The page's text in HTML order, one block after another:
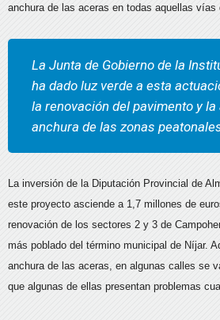
anchura de las aceras en todas aquellas vías
La Junta de Gobierno de la
ha dado luz verde a esta
la renovación del pavimento y
anchura de las zonas
La inversión de la Diputación Provincial de
este proyecto asciende a 1,7 millones de
renovación de los sectores 2 y 3 de
más poblado del término municipal de Níjar.
anchura de las aceras, en algunas calles se
que algunas de ellas presentan problemas